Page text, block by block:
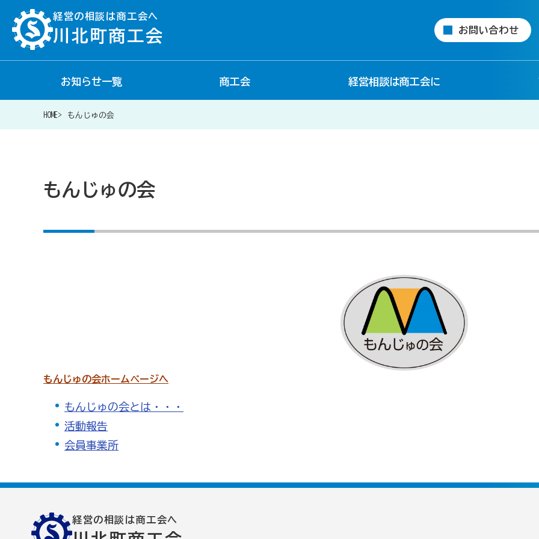
経営の相談は商工会へ
川北町商工会 お問い合わせ
お知らせ一覧 商工会 経営相談は商工会に
HOME もんじゅの会
もんじゅの会
もんじゅの会ホームページへ
もんじゅの会とは・・・
活動報告
会員事業所
経営の相談は商工会へ
経営相談は商工会に
商工会が扱う融資・金融制度
死亡保険金(最高6千万円)の掛捨共済・福祉共済
従業員の退職金共済制度 経営者の退職金制度（
海外PL保険(国内補償は、ビジネス総合保険へ）
病気やケガで働けない場合の所得を補償（休業補償制度）
万が一の「労働災害」と使用者賠償補償がセットの保険（商工会の業務災害保険）
海外での知財係争による経営リスクから皆様をお守りします（海外知財訴訟費用保険制度）
情報漏えいリスクの備えに（情報漏えい保険）
商工会のサービス
経理・記帳代行 [商工会員限定]初期費用も月額料金も0円!「グーペ」なら、ホームページが無料で作れます。